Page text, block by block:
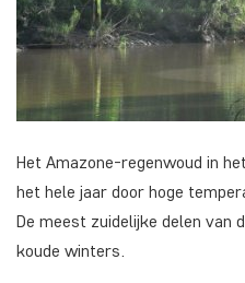
Het Amazone-regenwoud in
het hele jaar door hoge
De meest zuidelijke delen van
koude winters.